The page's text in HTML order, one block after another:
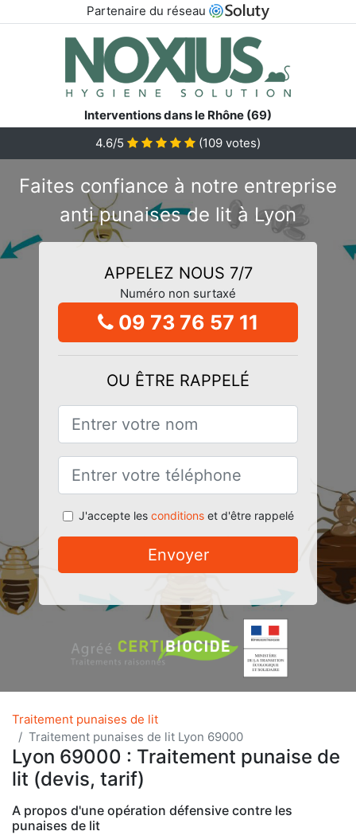
Partenaire du réseau
Interventions dans le Rhône (69)
4.6/5
(109 votes)
Faites confiance à notre entreprise
anti punaises de lit à Lyon
APPELEZ NOUS 7/7
Numéro non surtaxé
09 73 76 57 11
OU ÊTRE RAPPELÉ
J'accepte les conditionset d'être rappelé
Envoyer
Traitement punaises de lit
Traitement punaises de lit Lyon 69000
Lyon 69000 : Traitement punaise de
lit (devis, tarif)
A propos d'une opération défensive contre les
punaises de lit